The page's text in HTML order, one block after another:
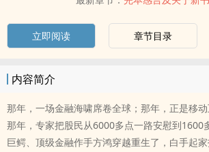
立即阅读 章节目录
内容简介
那年，一场金融海啸席卷全球；那年，正是移动
那年，专家把股民从6000多点一路安慰到1600
巨鳄、顶级金融作手方鸿穿越重生了，白手起